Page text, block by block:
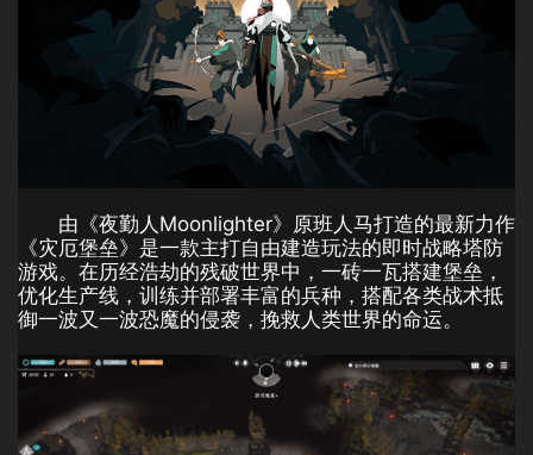
由《夜勤人Moonlighter》原班人马打造的最新力作
《灾厄堡垒》是一款主打自由建造玩法的即时战略塔防
游戏。在历经浩劫的残破世界中，一砖一瓦搭建堡垒，
优化生产线，训练并部署丰富的兵种，搭配各类战术抵
御一波又一波恐魔的侵袭，挽救人类世界的命运。